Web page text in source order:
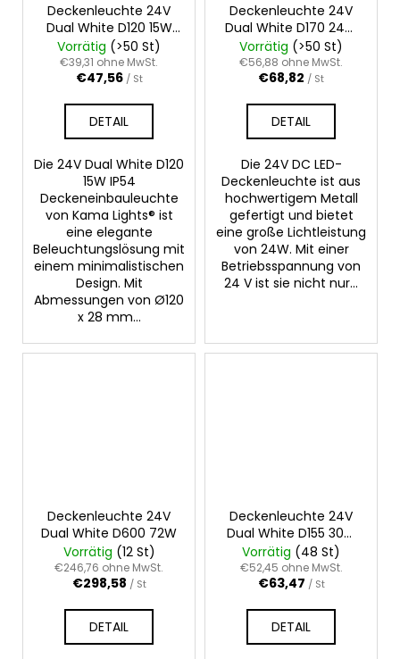
Deckenleuchte 24V
Dual White D120 15W
IP54
Vorrätig (>50 St)
€39,31 ohne MwSt.
€47,56 / St
DETAIL
Die 24V Dual White D120
15W IP54
Deckeneinbauleuchte
von Kama Lights® ist
eine elegante
Beleuchtungslösung mit
einem minimalistischen
Design. Mit
Abmessungen von Ø120
x 28 mm...
Deckenleuchte 24V
Dual White D170 24W
IP54
Vorrätig (>50 St)
€56,88 ohne MwSt.
€68,82 / St
DETAIL
Die 24V DC LED-
Deckenleuchte ist aus
hochwertigem Metall
gefertigt und bietet
eine große Lichtleistung
von 24W. Mit einer
Betriebsspannung von
24 V ist sie nicht nur...
Deckenleuchte 24V
Dual White D600 72W
Vorrätig (12 St)
€246,76 ohne MwSt.
€298,58 / St
DETAIL
Deckenleuchte 24V
Dual White D155 30W
IP54
Vorrätig (48 St)
€52,45 ohne MwSt.
€63,47 / St
DETAIL